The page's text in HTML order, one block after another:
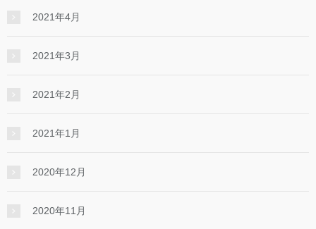
2021年4月
2021年3月
2021年2月
2021年1月
2020年12月
2020年11月